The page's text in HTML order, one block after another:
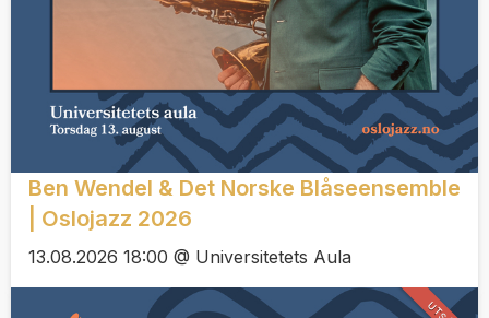
Ben Wendel & Det Norske Blåseensemble
| Oslojazz 2026
13.08.2026 18:00 @ Universitetets Aula